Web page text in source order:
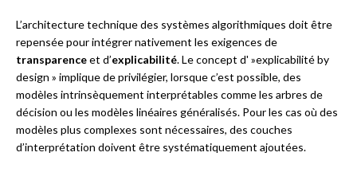
L’architecture technique des systèmes algorithmiques doit être
repensée pour intégrer nativement les exigences de
transparenceet d’explicabilité. Le concept d' »explicabilité by
design » implique de privilégier, lorsque c’est possible, des
modèles intrinsèquement interprétables comme les arbres de
décision ou les modèles linéaires généralisés. Pour les cas où des
modèles plus complexes sont nécessaires, des couches
d’interprétation doivent être systématiquement ajoutées.